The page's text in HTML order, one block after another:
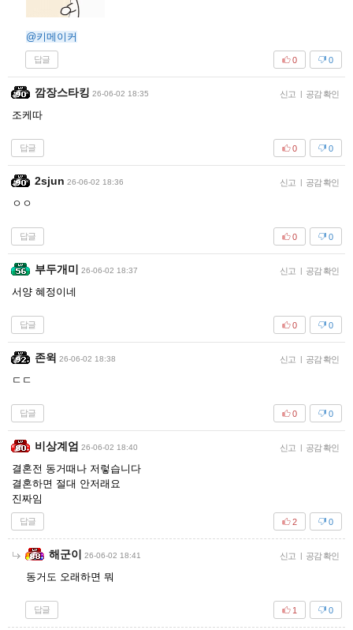
@키메이커
답글 0
0
깜장스타킹 26-06-02 18:35 신고 | 공감 확인
조케따
답글 0
0
2sjun 26-06-02 18:36 신고 | 공감 확인
ㅇㅇ
답글 0
0
부두개미 26-06-02 18:37 신고 | 공감 확인
서양 혜정이네
답글 0
0
존윅 26-06-02 18:38 신고 | 공감 확인
ㄷㄷ
답글 0
0
비상계엄 26-06-02 18:40 신고 | 공감 확인
결혼전 동거때나 저렇습니다
결혼하면 절대 안저래요
진짜임
답글 0
2
해군이 26-06-02 18:41 신고 | 공감 확인
동거도 오래하면 뭐
답글 0
1